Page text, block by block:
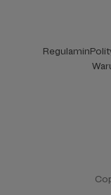
Regulamin